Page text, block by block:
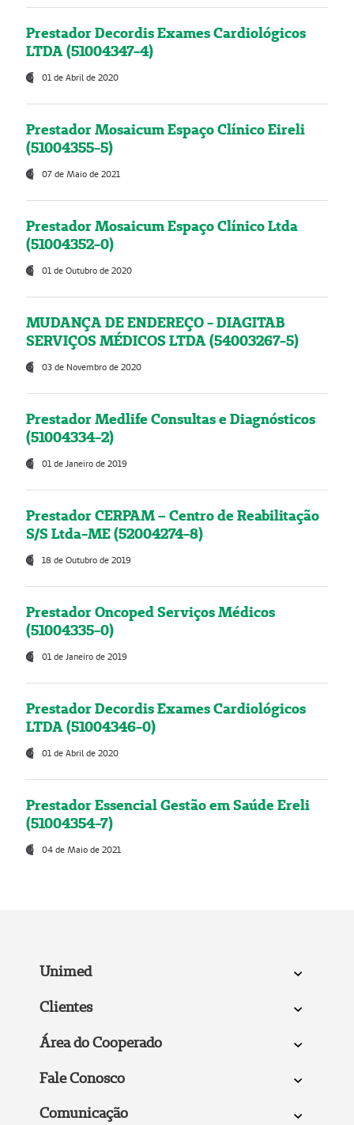
Prestador Decordis Exames Cardiológicos
LTDA (51004347-4)
01 de Abril de 2020
Prestador Mosaicum Espaço Clínico Eireli
(51004355-5)
07 de Maio de 2021
Prestador Mosaicum Espaço Clínico Ltda
(51004352-0)
01 de Outubro de 2020
MUDANÇA DE ENDEREÇO - DIAGITAB
SERVIÇOS MÉDICOS LTDA (54003267-5)
03 de Novembro de 2020
Prestador Medlife Consultas e Diagnósticos
(51004334-2)
01 de Janeiro de 2019
Prestador CERPAM – Centro de Reabilitação
S/S Ltda-ME (52004274-8)
18 de Outubro de 2019
Prestador Oncoped Serviços Médicos
(51004335-0)
01 de Janeiro de 2019
Prestador Decordis Exames Cardiológicos
LTDA (51004346-0)
01 de Abril de 2020
Prestador Essencial Gestão em Saúde Ereli
(51004354-7)
04 de Maio de 2021
Unimed
Clientes
Área do Cooperado
Fale Conosco
Comunicação